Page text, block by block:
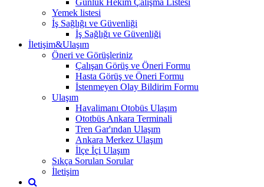
Yemek listesi
İş Sağlığı ve Güvenliği
İş Sağlığı ve Güvenliği
İletişim&Ulaşım
Öneri ve Görüşleriniz
Çalışan Görüş ve Öneri Formu
Hasta Görüş ve Öneri Formu
İstenmeyen Olay Bildirim Formu
Ulaşım
Havalimanı Otobüs Ulaşım
Ototbüs Ankara Terminali
Tren Gar'ından Ulaşım
Ankara Merkez Ulaşım
İlçe İçi Ulaşım
Sıkça Sorulan Sorular
İletişim